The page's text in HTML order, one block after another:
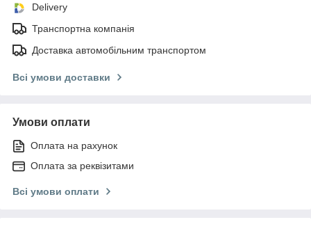
Delivery
Транспортна компанія
Доставка автомобільним транспортом
Всі умови доставки
Умови оплати
Оплата на рахунок
Оплата за реквізитами
Всі умови оплати